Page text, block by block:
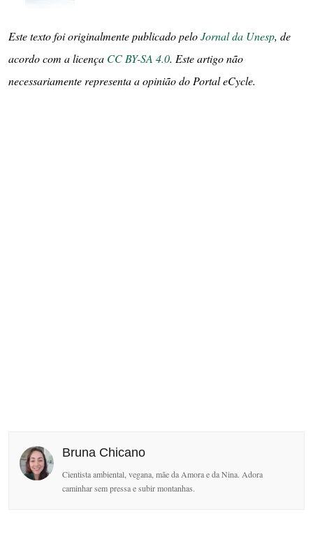
Este texto foi originalmente publicado peloJornal da Unesp, de
acordo com a licença CC BY-SA 4.0. Este artigo não
necessariamente representa a opinião do Portal eCycle.
Bruna Chicano
Cientista ambiental, vegana, mãe da Amora e da Nina. Adora
caminhar sem pressa e subir montanhas.